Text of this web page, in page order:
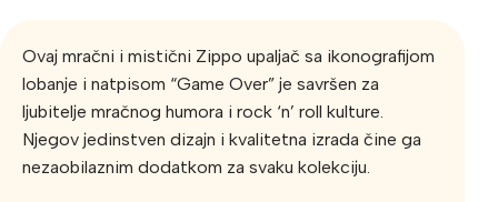
Ovaj mračni i mistični Zippo upaljač sa ikonografijom
lobanje i natpisom “Game Over” je savršen za
ljubitelje mračnog humora i rock ‘n’ roll kulture.
Njegov jedinstven dizajn i kvalitetna izrada čine ga
nezaobilaznim dodatkom za svaku kolekciju.